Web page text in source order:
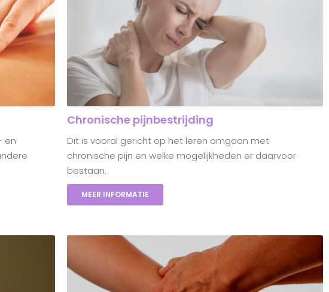
en
Chronische pijnbestrijding
Dit is vooral gericht op het leren omgaan met
chronische pijn en welke mogelijkheden er daarvoor
bestaan.
MEER INFORMATIE